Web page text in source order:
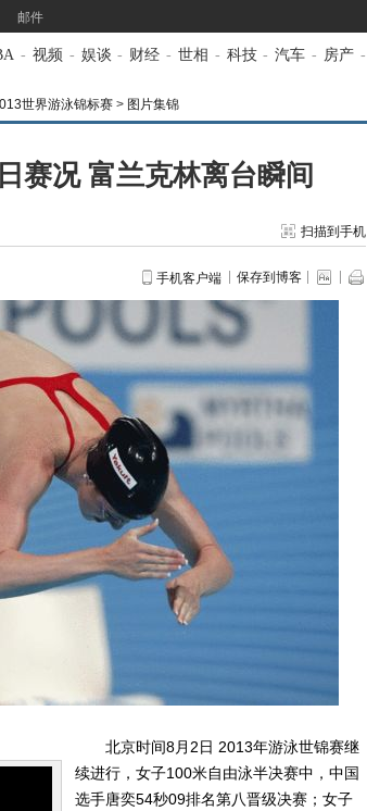
邮件
- 视频 - 娱谈 - 财经 - 世相 - 科技 - 汽车 - 房产 -
世界游泳锦标赛 > 图片集锦
赛况 富兰克林离台瞬间
扫描到手机
手机客户端 保存到博客
北京时间8月2日 2013年游泳世锦赛继
续进行，女子100米自由泳半决赛中，中国
选手唐奕54秒09排名第八晋级决赛；女子